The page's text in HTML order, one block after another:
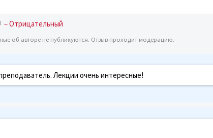
– Отрицательный
об авторе не публикуются. Отзыв проходит модерацию.
Лекции очень интересные!